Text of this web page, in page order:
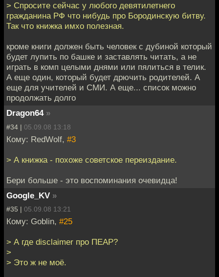
> Спросите сейчас у любого девятилетнего
гражданина РФ что нибудь про Бородинскую битву.
Так что книжка имхо полезная.
кроме книги должен быть человек с дубиной который
будет лупить по башке и заставлять читать, а не
играть в комп целыми днями или пялиться в телик.
А еще один, который будет дрючить родителей. А
еще для учителей и СМИ. А еще... список можно
продолжать долго
Dragon64 »
#34 | 05.09.08 13:18
Кому: RedWolf, #3
> А книжка - похоже советское переиздание.
Бери больше - это воспоминания очевидца!
Google_KV »
#35 | 05.09.08 13:21
Кому: Goblin, #25
> А где disclaimer про ПЕАР?
>
> Это ж не моё.